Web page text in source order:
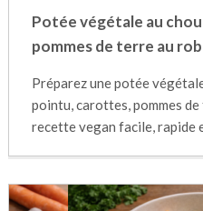
Potée végétale au
pommes de terre au
Préparez une potée
pointu, carottes, pommes
recette vegan facile, rapide